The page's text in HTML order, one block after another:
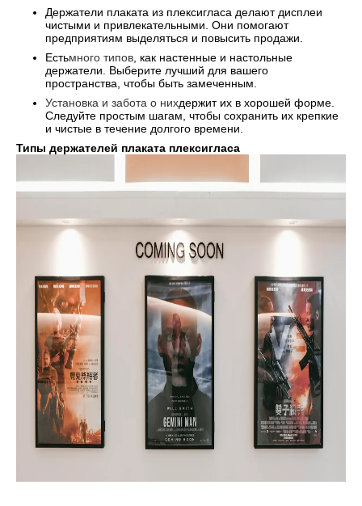
Держатели плаката из плексигласа делают дисплеи
чистыми и привлекательными. Они помогают
предприятиям выделяться и повысить продажи.
Естьмного типов , как настенные и настольные
держатели. Выберите лучший для вашего
пространства, чтобы быть замеченным.
Установка и забота о нихдержит их в хорошей форме.
Следуйте простым шагам, чтобы сохранить их крепкие
и чистые в течение долгого времени.
Типы держателей плаката плексигласа